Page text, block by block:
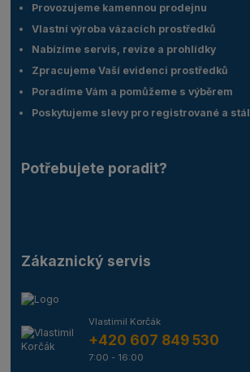
Provozujeme kamennou prodejnu
Vlastní výroba vázacích prostředků
Nabízíme servis, revize a prohlídky
Zpracujeme Vaší evidenci prostředků
Poradíme Vám a pomůžeme s výběrem
Poskytujeme slevy pro registrované a
Potřebujete poradit?
Zákaznický servis
Vlastimil Korčák
+420 607 849 530
7:00 - 16:00